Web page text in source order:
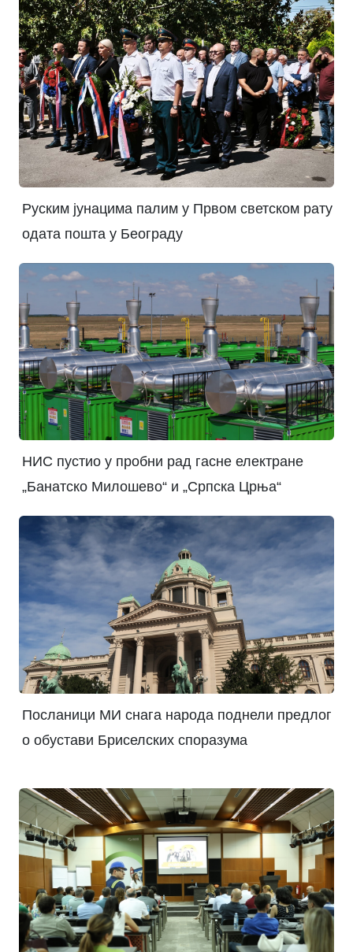
Руским јунацима палим у Првом светском рату
одата пошта у Београду
НИС пустио у пробни рад гасне електране
„Банатско Милошево“ и „Српска Црња“
Посланици МИ снага народа поднели предлог
о обустави Бриселских споразума